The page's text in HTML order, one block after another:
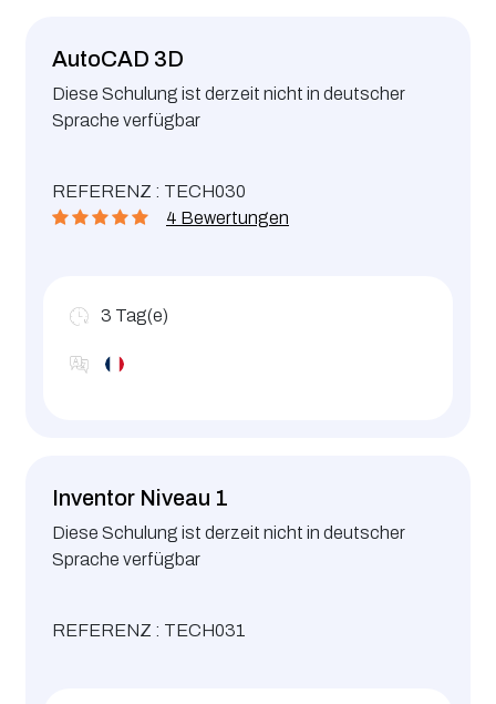
AutoCAD 3D
Diese Schulung ist derzeit nicht in deutscher
Sprache verfügbar
REFERENZ : TECH030
4 Bewertungen
3 Tag(e)
Inventor Niveau 1
Diese Schulung ist derzeit nicht in deutscher
Sprache verfügbar
REFERENZ : TECH031